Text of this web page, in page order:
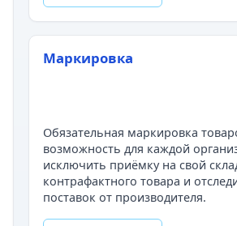
Маркировка
Обязательная маркировка
возможность для каждой
исключить приёмку на свой
контрафактного товара и
поставок от производителя.